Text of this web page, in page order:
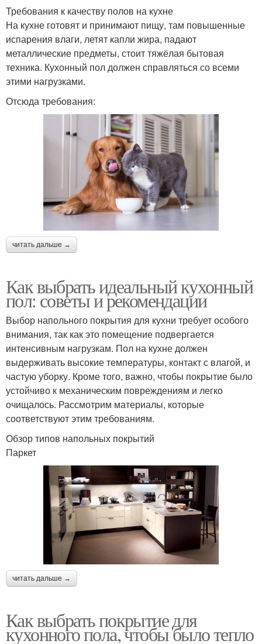
Требования к качеству полов на кухне
На кухне готовят и принимают пищу, там повышенные
испарения влаги, летят капли жира, падают
металлические предметы, стоит тяжёлая бытовая
техника. Кухонный пол должен справляться со всеми
этими нагрузками.
Отсюда требования:
читать дальше →
Как выбрать идеальный кухонный
пол: советы и рекомендации
Выбор напольного покрытия для кухни требует особого
внимания, так как это помещение подвергается
интенсивным нагрузкам. Пол на кухне должен
выдерживать высокие температуры, контакт с влагой, и
частую уборку. Кроме того, важно, чтобы покрытие было
устойчиво к механическим повреждениям и легко
очищалось. Рассмотрим материалы, которые
соответствуют этим требованиям.
Обзор типов напольных покрытий
Паркет
читать дальше →
Как выбрать покрытие для
кухонного пола, чтобы было тепло